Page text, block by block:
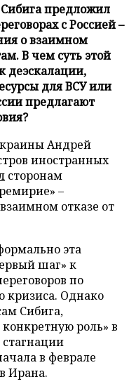
предложил
с Россией –
о взаимном
В чем суть этой
деэскалации,
для ВСУ или
предлагают
Андрей
иностранных
сторонам
–
отказе от
эта
шаг» к
по
кризиса. Однако
Сибига,
роль» в
в феврале
Ирана.